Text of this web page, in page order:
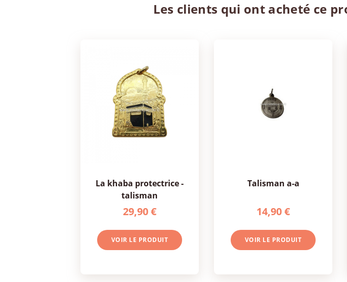
Les clients qui ont acheté ce
la khaba protectrice -
talisman
29,90 €
VOIR LE PRODUIT
talisman a-a
14,90 €
VOIR LE PRODUIT